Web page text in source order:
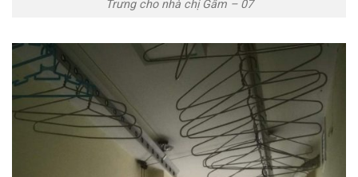
Trưng cho nhà chị Gấm – 07